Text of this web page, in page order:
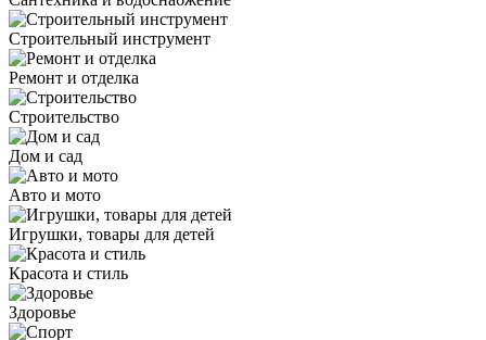
Строительный инструмент
Ремонт и отделка
Строительство
Дом и сад
Авто и мото
Игрушки, товары для детей
Красота и стиль
Здоровье